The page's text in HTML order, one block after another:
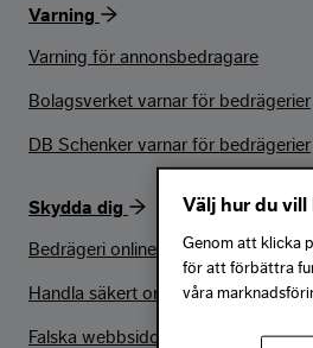
Varning
Varning för annonsbedragare
Bolagsverket varnar för bedrägerier
DB Schenker varnar för bedrägerier
Skydda dig
Bedrägeri online – termer &
Handla säkert online
Falska webbsidor
Välj hur du
Genom att klicka
för att förbättra
våra